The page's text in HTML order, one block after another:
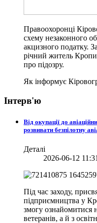
Правоохоронці
схему незаконного
акцизного податку.
річний житель
про підозру.
Як інформує
Інтерв'ю
Від окупації до
розвивати безпілотну
Деталі
2026-06-12
Під час заходу,
підприємництва у
змогу ознайомитися
ветеранів, а й з